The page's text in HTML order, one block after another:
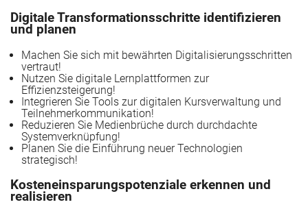
Digitale Transformationsschritte identifizieren
und planen
Machen Sie sich mit bewährten Digitalisierungsschritten
vertraut!
Nutzen Sie digitale Lernplattformen zur
Effizienzsteigerung!
Integrieren Sie Tools zur digitalen Kursverwaltung und
Teilnehmerkommunikation!
Reduzieren Sie Medienbrüche durch durchdachte
Systemverknüpfung!
Planen Sie die Einführung neuer Technologien
strategisch!
Kosteneinsparungspotenziale erkennen und
realisieren